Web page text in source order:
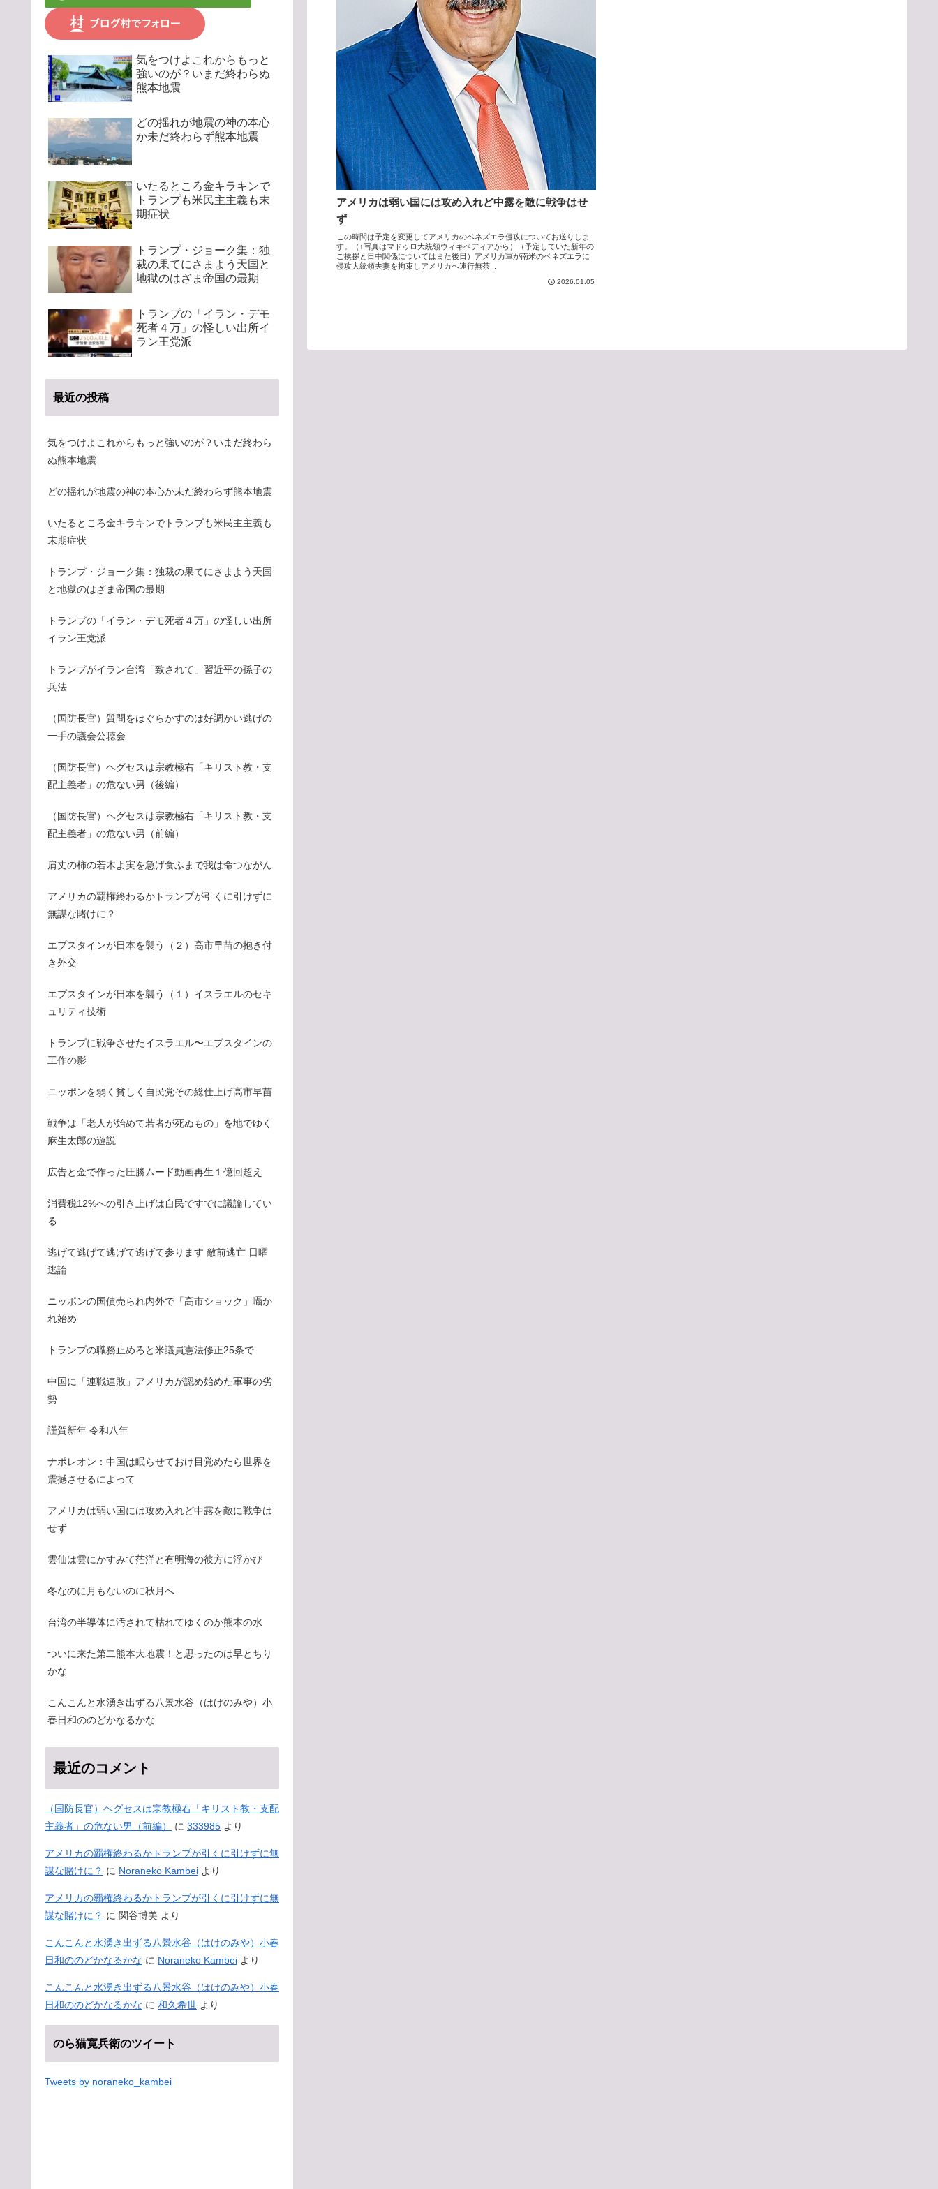
アメリカは弱い国には攻め入れど中露を敵に戦争はせ
ず
この時間は予定を変更してアメリカのベネズエラ侵攻についてお送りしま
す。（↑写真はマドゥロ大統領ウィキペディアから）（予定していた新年の
ご挨拶と日中関係についてはまた後日）アメリカ軍が南米のベネズエラに
侵攻大統領夫妻を拘束しアメリカへ連行無茶...
2026.01.05
気をつけよこれからもっと
強いのが？いまだ終わらぬ
熊本地震
どの揺れが地震の神の本心
か未だ終わらず熊本地震
いたるところ金キラキンで
トランプも米民主主義も末
期症状
トランプ・ジョーク集：独
裁の果てにさまよう天国と
地獄のはざま帝国の最期
トランプの「イラン・デモ
死者４万」の怪しい出所イ
ラン王党派
最近の投稿
気をつけよこれからもっと強いのが？いまだ終わら
ぬ熊本地震
どの揺れが地震の神の本心か未だ終わらず熊本地震
いたるところ金キラキンでトランプも米民主主義も
末期症状
トランプ・ジョーク集：独裁の果てにさまよう天国
と地獄のはざま帝国の最期
トランプの「イラン・デモ死者４万」の怪しい出所
イラン王党派
トランプがイラン台湾「致されて」習近平の孫子の
兵法
（国防長官）質問をはぐらかすのは好調かい逃げの
一手の議会公聴会
（国防長官）ヘグセスは宗教極右「キリスト教・支
配主義者」の危ない男（後編）
（国防長官）ヘグセスは宗教極右「キリスト教・支
配主義者」の危ない男（前編）
肩丈の柿の若木よ実を急げ食ふまで我は命つながん
アメリカの覇権終わるかトランプが引くに引けずに
無謀な賭けに？
エプスタインが日本を襲う（２）高市早苗の抱き付
き外交
エプスタインが日本を襲う（１）イスラエルのセキ
ュリティ技術
トランプに戦争させたイスラエル〜エプスタインの
工作の影
ニッポンを弱く貧しく自民党その総仕上げ高市早苗
戦争は「老人が始めて若者が死ぬもの」を地でゆく
麻生太郎の遊説
広告と金で作った圧勝ムード動画再生１億回超え
消費税12%への引き上げは自民ですでに議論してい
る
逃げて逃げて逃げて逃げて参ります 敵前逃亡 日曜
逃論
ニッポンの国債売られ内外で「高市ショック」囁か
れ始め
トランプの職務止めろと米議員憲法修正25条で
中国に「連戦連敗」アメリカが認め始めた軍事の劣
勢
謹賀新年 令和八年
ナポレオン：中国は眠らせておけ目覚めたら世界を
震撼させるによって
アメリカは弱い国には攻め入れど中露を敵に戦争は
せず
雲仙は雲にかすみて茫洋と有明海の彼方に浮かび
冬なのに月もないのに秋月へ
台湾の半導体に汚されて枯れてゆくのか熊本の水
ついに来た第二熊本大地震！と思ったのは早とちり
かな
こんこんと水湧き出ずる八景水谷（はけのみや）小
春日和ののどかなるかな
最近のコメント
（国防長官）ヘグセスは宗教極右「キリスト教・支配
主義者」の危ない男（前編）
に 333985 より
アメリカの覇権終わるかトランプが引くに引けずに無
謀な賭けに？ に Noraneko Kambei より
アメリカの覇権終わるかトランプが引くに引けずに無
謀な賭けに？ に 関谷博美 より
こんこんと水湧き出ずる八景水谷（はけのみや）小春
日和ののどかなるかな に Noraneko Kambei より
こんこんと水湧き出ずる八景水谷（はけのみや）小春
日和ののどかなるかな に 和久希世 より
のら猫寛兵衛のツイート
Tweets by noraneko_kambei